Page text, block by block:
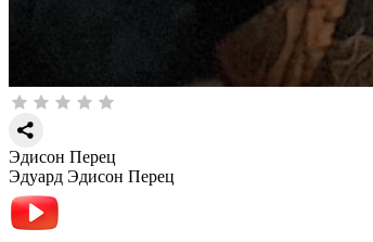
Эдисон Перец
Эдуард Эдисон Перец